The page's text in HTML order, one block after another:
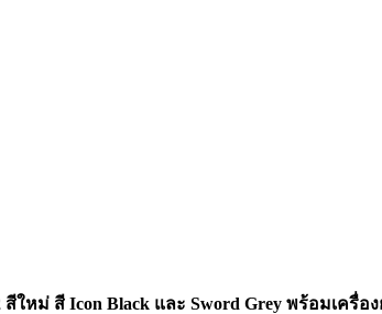
สีใหม่ สี Icon Black และ Sword Grey พร้อมเครื่อ